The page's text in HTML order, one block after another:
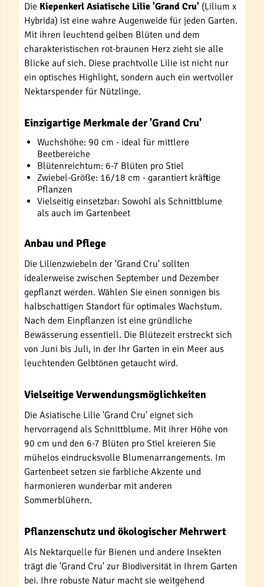
Die Kiepenkerl Asiatische Lilie 'Grand Cru' (Lilium x
Hybrida) ist eine wahre Augenweide für jeden Garten.
Mit ihren leuchtend gelben Blüten und dem
charakteristischen rot-braunen Herz zieht sie alle
Blicke auf sich. Diese prachtvolle Lilie ist nicht nur
ein optisches Highlight, sondern auch ein wertvoller
Nektarspender für Nützlinge.
Einzigartige Merkmale der 'Grand Cru'
Wuchshöhe: 90 cm - ideal für mittlere
Beetbereiche
Blütenreichtum: 6-7 Blüten pro Stiel
Zwiebel-Größe: 16/18 cm - garantiert kräftige
Pflanzen
Vielseitig einsetzbar: Sowohl als Schnittblume
als auch im Gartenbeet
Anbau und Pflege
Die Lilienzwiebeln der 'Grand Cru' sollten
idealerweise zwischen September und Dezember
gepflanzt werden. Wählen Sie einen sonnigen bis
halbschattigen Standort für optimales Wachstum.
Nach dem Einpflanzen ist eine gründliche
Bewässerung essentiell. Die Blütezeit erstreckt sich
von Juni bis Juli, in der Ihr Garten in ein Meer aus
leuchtenden Gelbtönen getaucht wird.
Vielseitige Verwendungsmöglichkeiten
Die Asiatische Lilie 'Grand Cru' eignet sich
hervorragend als Schnittblume. Mit ihrer Höhe von
90 cm und den 6-7 Blüten pro Stiel kreieren Sie
mühelos eindrucksvolle Blumenarrangements. Im
Gartenbeet setzen sie farbliche Akzente und
harmonieren wunderbar mit anderen
Sommerblühern.
Pflanzenschutz und ökologischer Mehrwert
Als Nektarquelle für Bienen und andere Insekten
trägt die 'Grand Cru' zur Biodiversität in Ihrem Garten
bei. Ihre robuste Natur macht sie weitgehend